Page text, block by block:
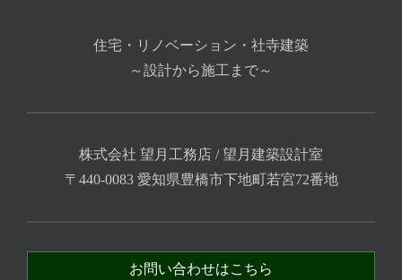
住宅・リノベーション・社寺建築
～設計から施工まで～
株式会社 望月工務店 / 望月建築設計室
〒440-0083 愛知県豊橋市下地町若宮72番地
お問い合わせはこちら